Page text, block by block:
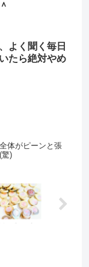
よく聞く毎日
たら絶対やめ
体がピーンと張
驚)